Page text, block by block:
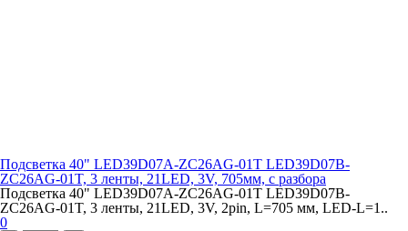
Подсветка 40" LED39D07A-ZC26AG-01T LED39D07B-
ZC26AG-01T, 3 ленты, 21LED, 3V, 705мм, с разбора
Подсветка 40" LED39D07A-ZC26AG-01T LED39D07B-
ZC26AG-01T, 3 ленты, 21LED, 3V, 2pin, L=705 мм, LED-L=1..
0